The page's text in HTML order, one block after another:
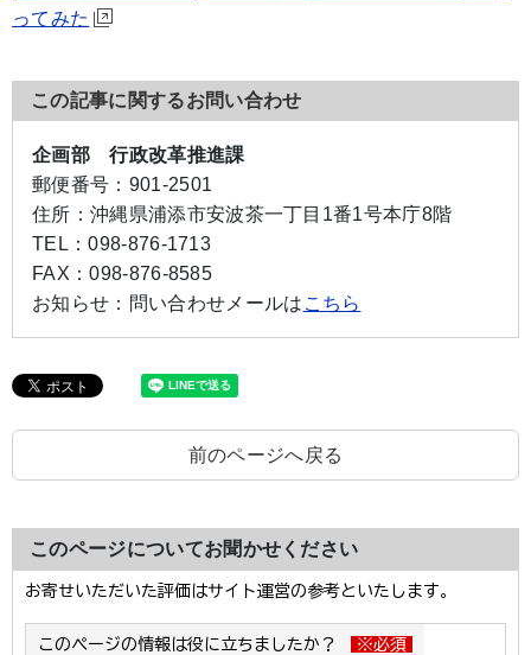
ってみた
この記事に関するお問い合わせ
企画部 行政改革推進課
郵便番号： 901-2501
住所： 沖縄県浦添市安波茶一丁目1番1号本庁8階
TEL：098-876-1713
FAX：098-876-8585
お知らせ： 問い合わせメールは こちら
前のページへ戻る
このページについてお聞かせください